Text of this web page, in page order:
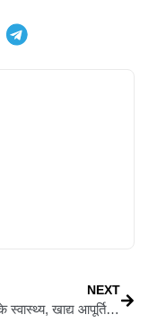
NEXT
झारखंड के स्वास्थ्य, खाद्य आपूर्ति एवं आपदा प्रबंधन मंत्री डॉ. इरफान अंसारी को मिली धमकी..24 घंटे में मारने की चेतावनी